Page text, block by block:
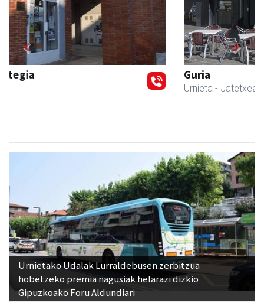
Guria
Previous Next
Urnietako Udalak Lurraldebusen zerbitzua
hobetzeko premia nagusiak helarazi dizkio
Gipuzkoako Foru Aldundiari